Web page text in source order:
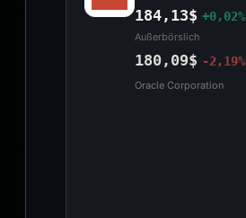
184,13$ +0,02%
Außerbörslich
180,09$ -2,19%
Oracle Corporation